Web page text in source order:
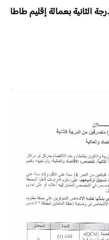
بعمالة إقليم طاطا